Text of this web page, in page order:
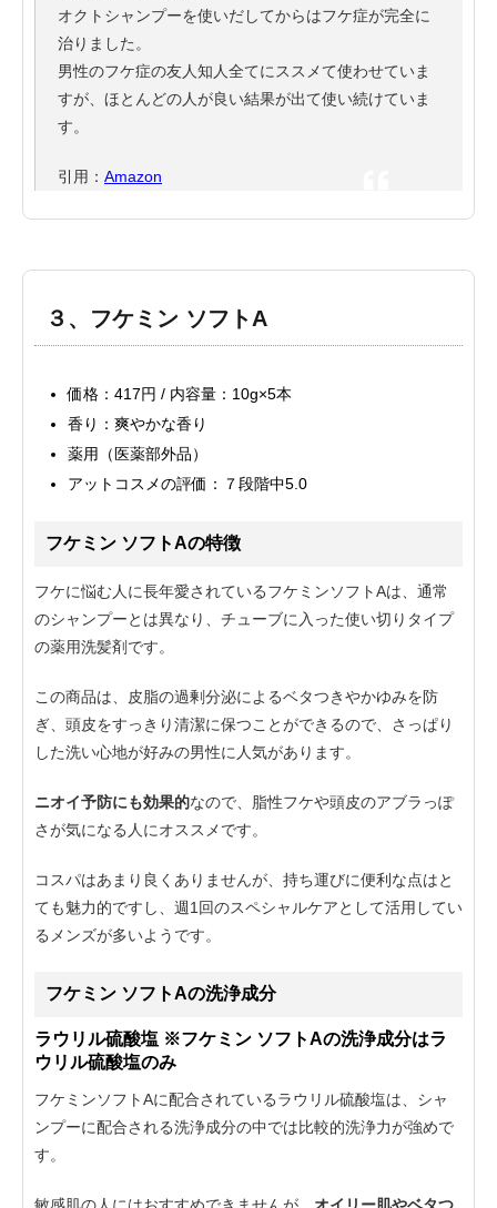
オクトシャンプーを使いだしてからはフケ症が完全に
治りました。
男性のフケ症の友人知人全てにススメて使わせていま
すが、ほとんどの人が良い結果が出て使い続けていま
す。
引用： Amazon
３、フケミン ソフトA
価格：417円 / 内容量：10g×5本
香り：爽やかな香り
薬用（医薬部外品）
アットコスメの評価：７段階中5.0
フケミン ソフトAの特徴
フケに悩む人に長年愛されているフケミンソフトAは、通常
のシャンプーとは異なり、チューブに入った使い切りタイプ
の薬用洗髪剤です。
この商品は、皮脂の過剰分泌によるベタつきやかゆみを防
ぎ、頭皮をすっきり清潔に保つことができるので、さっぱり
した洗い心地が好みの男性に人気があります。
ニオイ予防にも効果的なので、脂性フケや頭皮のアブラっぽ
さが気になる人にオススメです。
コスパはあまり良くありませんが、持ち運びに便利な点はと
ても魅力的ですし、週1回のスペシャルケアとして活用してい
るメンズが多いようです。
フケミン ソフトAの洗浄成分
ラウリル硫酸塩 ※フケミン ソフトAの洗浄成分はラ
ウリル硫酸塩のみ
フケミンソフトAに配合されているラウリル硫酸塩は、シャ
ンプーに配合される洗浄成分の中では比較的洗浄力が強めで
す。
敏感肌の人にはおすすめできませんが、 オイリー肌やベタつ